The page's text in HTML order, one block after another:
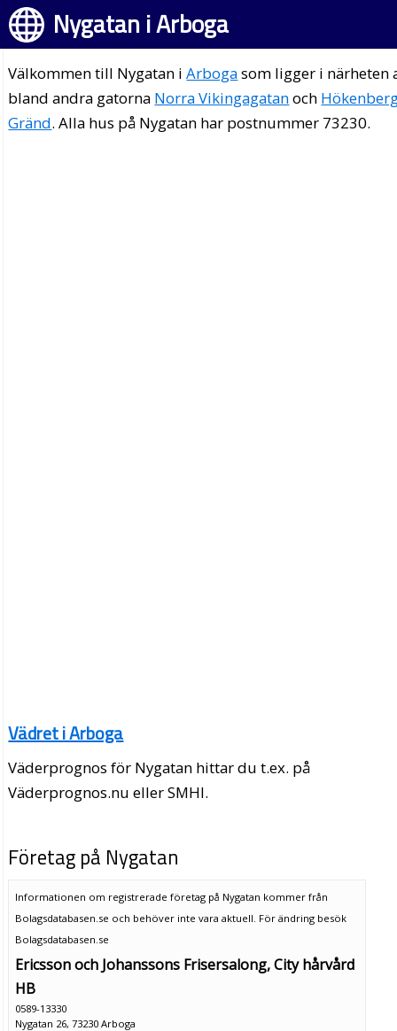
Nygatan i Arboga
Välkommen till Nygatan iArbogasom ligger i närheten
bland andra gatorna Norra Vikingagatanoch
Gränd. Alla hus på Nygatan har postnummer 73230.
Vädret i Arboga
Väderprognos för Nygatan hittar du t.ex. på
Väderprognos.nu eller SMHI.
Företag på Nygatan
Informationen om registrerade företag på Nygatan kommer från
Bolagsdatabasen.se och behöver inte vara aktuell. För ändring besök
Bolagsdatabasen.se
Ericsson och Johanssons Frisersalong, City hårvård
HB
0589-13330
Nygatan 26, 73230 Arboga